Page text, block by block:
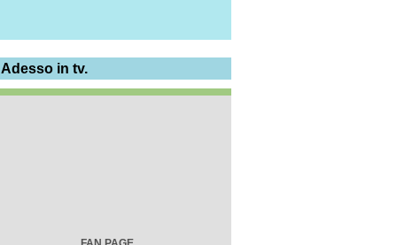
in tv.